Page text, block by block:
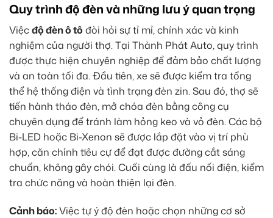
Quy trình độ đèn và những lưu ý quan trọng
Việcđộ đèn ô tô đòi hỏi sự tỉ mỉ, chính xác và kinh
nghiệm của người thợ. Tại Thành Phát Auto, quy trình
được thực hiện chuyên nghiệp để đảm bảo chất lượng
và an toàn tối đa. Đầu tiên, xe sẽ được kiểm tra tổng
thể hệ thống điện và tình trạng đèn zin. Sau đó, thợ sẽ
tiến hành tháo đèn, mở chóa đèn bằng công cụ
chuyên dụng để tránh làm hỏng keo và vỏ đèn. Các bộ
Bi-LED hoặc Bi-Xenon sẽ được lắp đặt vào vị trí phù
hợp, căn chỉnh tiêu cự để đạt được đường cắt sáng
chuẩn, không gây chói. Cuối cùng là đấu nối điện, kiểm
tra chức năng và hoàn thiện lại đèn.
Cảnh báo:Việc tự ý độ đèn hoặc chọn những cơ sở